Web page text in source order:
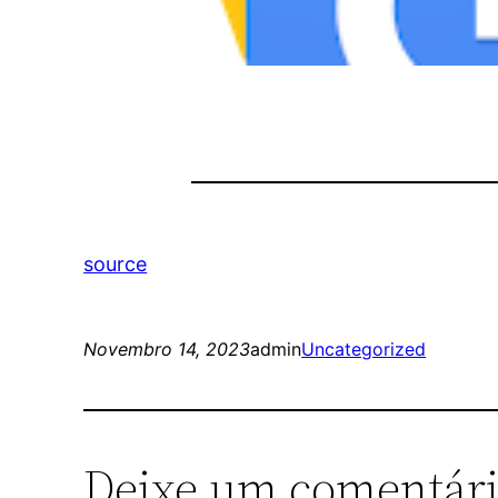
source
Novembro 14, 2023adminUncategorized